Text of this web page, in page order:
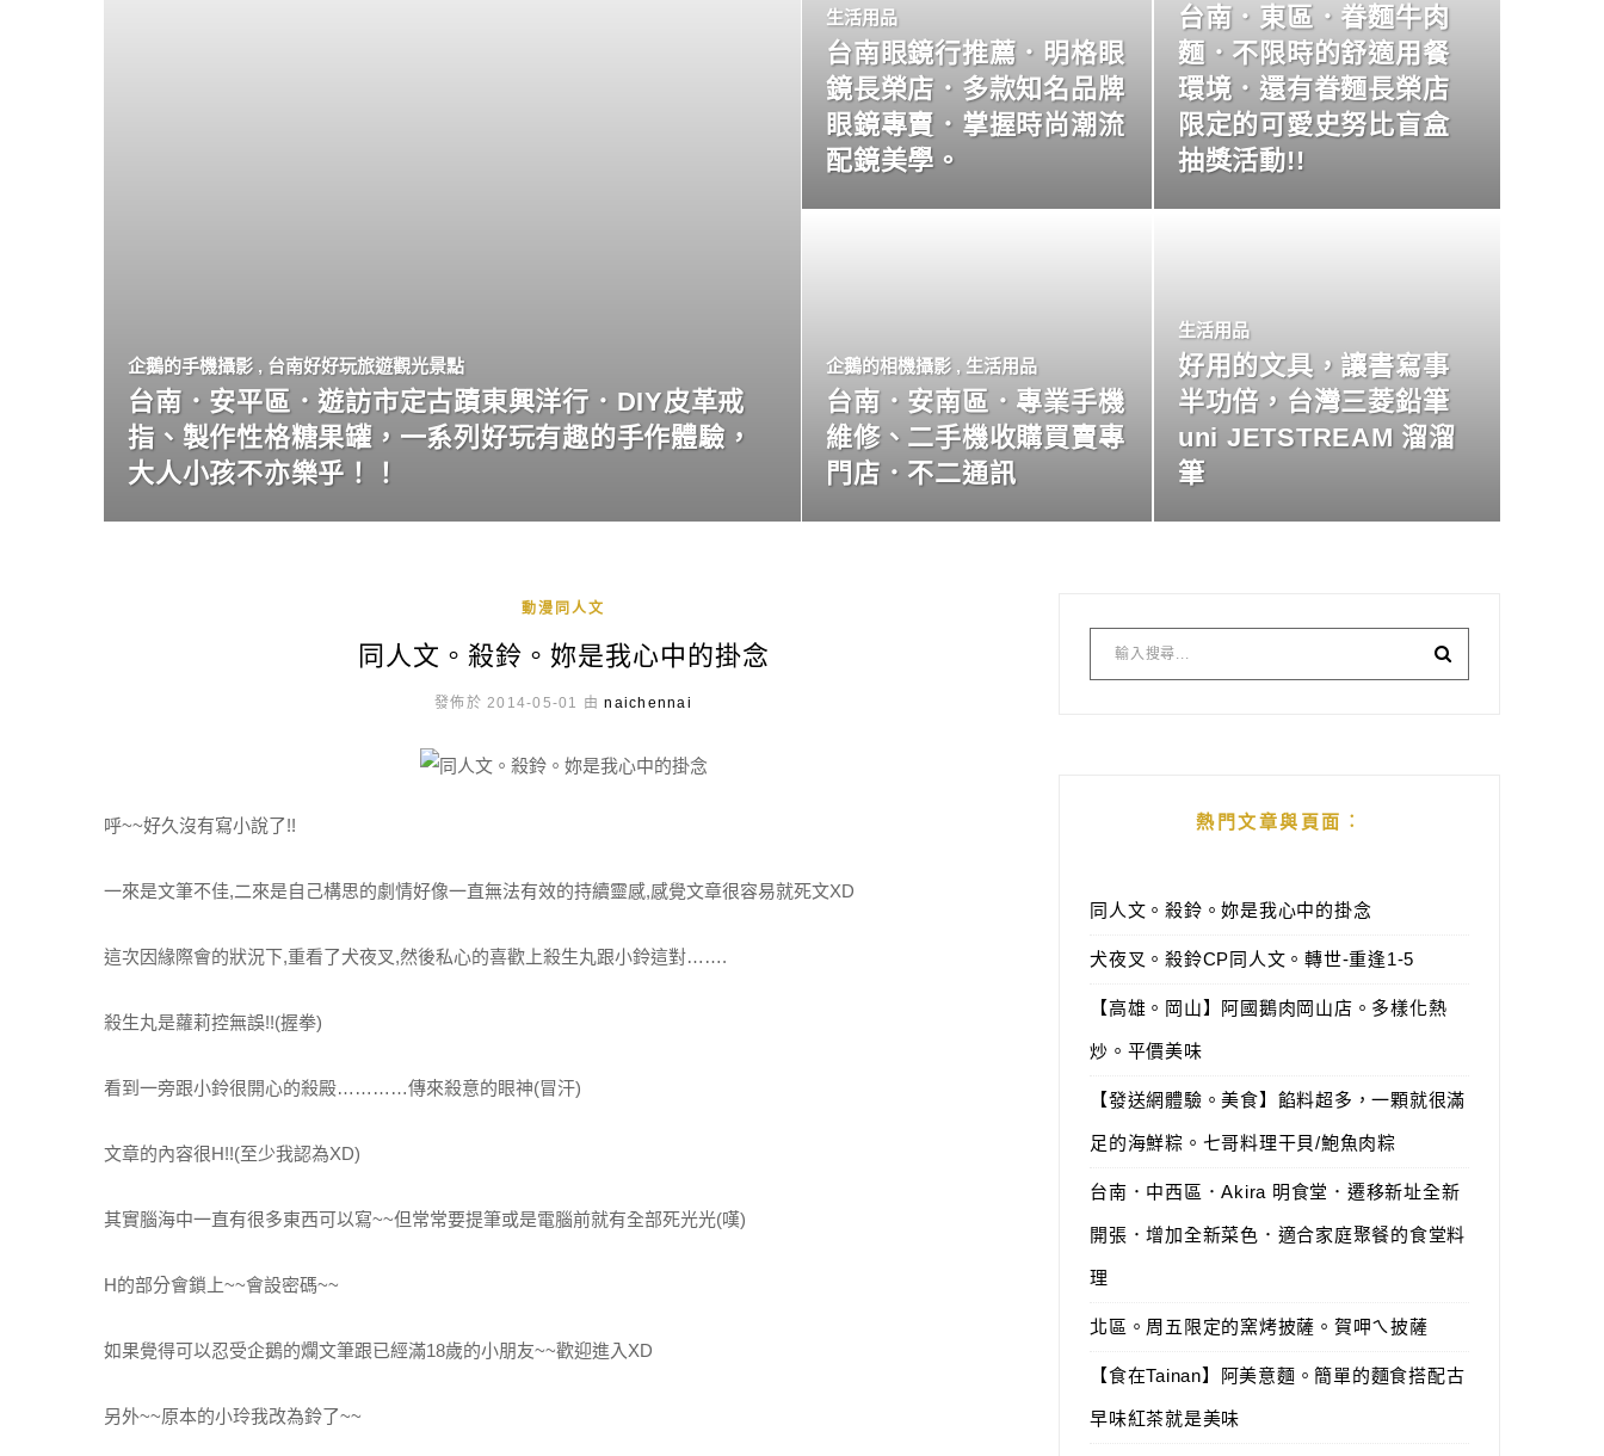
企鵝的手機攝影 , 台南好好玩旅遊觀光景點
台南．安平區．遊訪市定古蹟東興洋行．DIY皮革戒
指、製作性格糖果罐，一系列好玩有趣的手作體驗，
大人小孩不亦樂乎！！
生活用品
台南眼鏡行推薦．明格眼
鏡長榮店．多款知名品牌
眼鏡專賣．掌握時尚潮流
配鏡美學。
台南．東區．眷麵牛肉
麵．不限時的舒適用餐
環境．還有眷麵長榮店
限定的可愛史努比盲盒
抽獎活動!!
企鵝的相機攝影 , 生活用品
台南．安南區．專業手機
維修、二手機收購買賣專
門店．不二通訊
生活用品
好用的文具，讓書寫事
半功倍，台灣三菱鉛筆
uni JETSTREAM 溜溜
筆
動漫同人文
同人文。殺鈴。妳是我心中的掛念
發佈於 2014-05-01 由naichennai
呼~~好久沒有寫小說了!!
一來是文筆不佳,二來是自己構思的劇情好像一直無法有效的持續靈感,感覺文章很容易就死文XD
這次因緣際會的狀況下,重看了犬夜叉,然後私心的喜歡上殺生丸跟小鈴這對…….
殺生丸是蘿莉控無誤!!(握拳)
看到一旁跟小鈴很開心的殺殿…………傳來殺意的眼神(冒汗)
文章的內容很H!!(至少我認為XD)
其實腦海中一直有很多東西可以寫~~但常常要提筆或是電腦前就有全部死光光(嘆)
H的部分會鎖上~~會設密碼~~
如果覺得可以忍受企鵝的爛文筆跟已經滿18歲的小朋友~~歡迎進入XD
另外~~原本的小玲我改為鈴了~~
熱門文章與頁面︰
同人文。殺鈴。妳是我心中的掛念
犬夜叉。殺鈴CP同人文。轉世-重逢1-5
【高雄。岡山】阿國鵝肉岡山店。多樣化熱
炒。平價美味
【發送網體驗。美食】餡料超多，一顆就很滿
足的海鮮粽。七哥料理干貝/鮑魚肉粽
台南．中西區．Akira 明食堂．遷移新址全新
開張．增加全新菜色．適合家庭聚餐的食堂料
理
北區。周五限定的窯烤披薩。賀呷ㄟ披薩
【食在Tainan】阿美意麵。簡單的麵食搭配古
早味紅茶就是美味